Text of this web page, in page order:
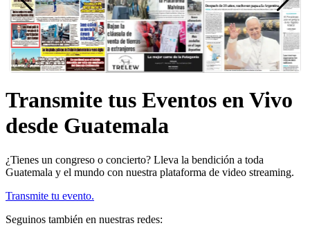
Transmite tus Eventos en Vivo
desde Guatemala
¿Tienes un congreso o concierto? Lleva la bendición a toda
Guatemala y el mundo con nuestra plataforma de video streaming.
Transmite tu evento.
Seguinos también en nuestras redes: